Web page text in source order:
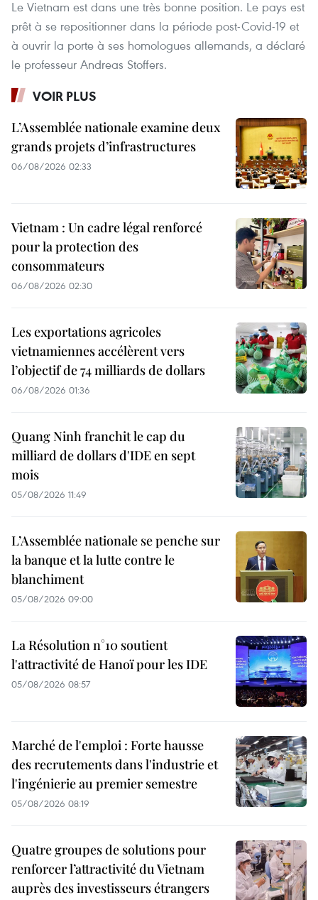
Le Vietnam est dans une très bonne position. Le pays est
prêt à se repositionner dans la période post-Covid-19 et
à ouvrir la porte à ses homologues allemands, a déclaré
le professeur Andreas Stoffers.
VOIR PLUS
L’Assemblée nationale examine deux
grands projets d’infrastructures
06/08/2026 02:33
Vietnam : Un cadre légal renforcé
pour la protection des
consommateurs
06/08/2026 02:30
Les exportations agricoles
vietnamiennes accélèrent vers
l’objectif de 74 milliards de dollars
06/08/2026 01:36
Quang Ninh franchit le cap du
milliard de dollars d'IDE en sept
mois
05/08/2026 11:49
L’Assemblée nationale se penche sur
la banque et la lutte contre le
blanchiment
05/08/2026 09:00
La Résolution n°10 soutient
l'attractivité de Hanoï pour les IDE
05/08/2026 08:57
Marché de l'emploi : Forte hausse
des recrutements dans l'industrie et
l'ingénierie au premier semestre
05/08/2026 08:19
Quatre groupes de solutions pour
renforcer l’attractivité du Vietnam
auprès des investisseurs étrangers